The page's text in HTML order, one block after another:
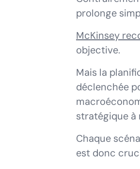
prolonge
McKinsey
objective.
Mais la
déclenchée
stratégique à
Chaque
est donc